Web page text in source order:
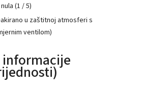
(1 / 5)
u zaštitnoj atmosferi s
ventilom)